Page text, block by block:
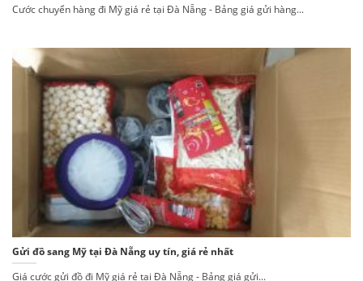
Cước chuyển hàng đi Mỹ giá rẻ tại Đà Nẵng - Bảng giá gửi hàng...
Gửi đồ sang Mỹ tại Đà Nẵng uy tín, giá rẻ nhất
Giá cước gửi đồ đi Mỹ giá rẻ tại Đà Nẵng - Bảng giá gửi...